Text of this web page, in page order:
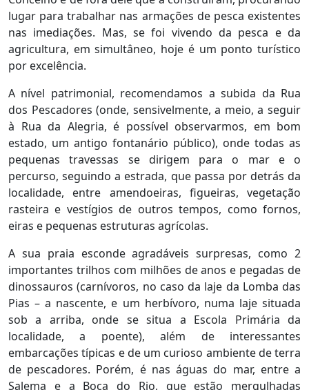
lugar para trabalhar nas armações de pesca existentes
nas imediações. Mas, se foi vivendo da pesca e da
agricultura, em simultâneo, hoje é um ponto turístico
por excelência.
A nível patrimonial, recomendamos a subida da Rua
dos Pescadores (onde, sensivelmente, a meio, a seguir
à Rua da Alegria, é possível observarmos, em bom
estado, um antigo fontanário público), onde todas as
pequenas travessas se dirigem para o mar e o
percurso, seguindo a estrada, que passa por detrás da
localidade, entre amendoeiras, figueiras, vegetação
rasteira e vestígios de outros tempos, como fornos,
eiras e pequenas estruturas agrícolas.
A sua praia esconde agradáveis surpresas, como 2
importantes trilhos com milhões de anos e pegadas de
dinossauros (carnívoros, no caso da laje da Lomba das
Pias – a nascente, e um herbívoro, numa laje situada
sob a arriba, onde se situa a Escola Primária da
localidade, a poente), além de interessantes
embarcações típicas e de um curioso ambiente de terra
de pescadores. Porém, é nas águas do mar, entre a
Salema e a Boca do Rio, que estão mergulhadas